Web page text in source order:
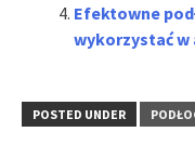
Efektowne
wykorzystać w
POSTED UNDER